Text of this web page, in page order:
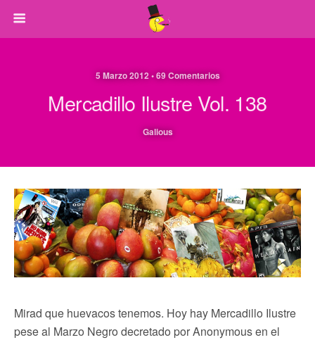
5 Marzo 2012 • 69 Comentarios
Mercadillo Ilustre Vol. 138
Galious
Mirad que huevacos tenemos. Hoy hay Mercadillo Ilustre
pese al Marzo Negro decretado por Anonymous en el